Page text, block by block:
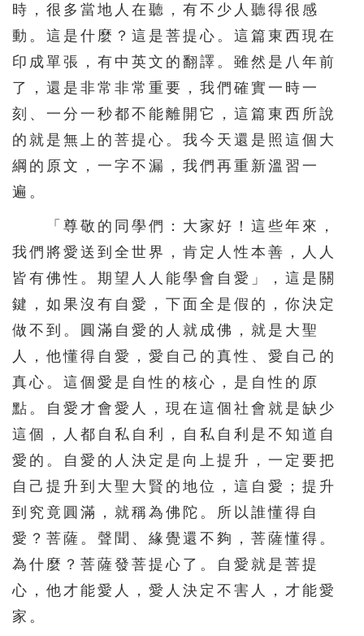
291 292 293 294 295
296 297 298 299 300
301 302 303 304 305
307 308 309 310
326 327 328 329 330
331 332 333 334 335
336 337 338 339 340
341 342 343 344 345
351 352 353 354 355
356 357 358 359 360
361 362 363 364 365
366 367 368 369 370
371 372 373 374 375
381 382 383 384 385
時，很多當地人在聽，有不少人聽得很感
動。這是什麼？這是菩提心。這篇東西現在
印成單張，有中英文的翻譯。雖然是八年前
了，還是非常非常重要，我們確實一時一
刻、一分一秒都不能離開它，這篇東西所說
的就是無上的菩提心。我今天還是照這個大
綱的原文，一字不漏，我們再重新溫習一
遍。
「尊敬的同學們：大家好！這些年來，
我們將愛送到全世界，肯定人性本善，人人
皆有佛性。期望人人能學會自愛」，這是關
鍵，如果沒有自愛，下面全是假的，你決定
做不到。圓滿自愛的人就成佛，就是大聖
人，他懂得自愛，愛自己的真性、愛自己的
真心。這個愛是自性的核心，是自性的原
點。自愛才會愛人，現在這個社會就是缺少
這個，人都自私自利，自私自利是不知道自
愛的。自愛的人決定是向上提升，一定要把
自己提升到大聖大賢的地位，這自愛；提升
到究竟圓滿，就稱為佛陀。所以誰懂得自
愛？菩薩。聲聞、緣覺還不夠，菩薩懂得。
為什麼？菩薩發菩提心了。自愛就是菩提
心，他才能愛人，愛人決定不害人，才能愛
家。